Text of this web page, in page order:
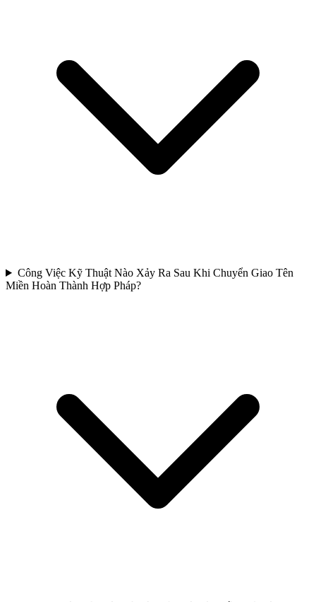
Công Việc Kỹ Thuật Nào Xảy Ra Sau Khi Chuyển Giao Tên
Miền Hoàn Thành Hợp Pháp?